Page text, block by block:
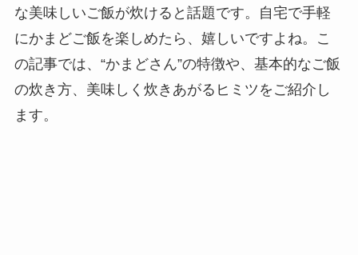
な美味しいご飯が炊けると話題です。自宅で手軽
にかまどご飯を楽しめたら、嬉しいですよね。こ
の記事では、“かまどさん”の特徴や、基本的なご飯
の炊き方、美味しく炊きあがるヒミツをご紹介し
ます。